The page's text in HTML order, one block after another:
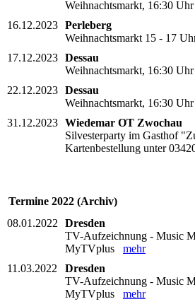
Weihnachtsmarkt, 16:30
16.12.2023 Perleberg
Weihnachtsmarkt 15 - 17
17.12.2023 Dessau
Weihnachtsmarkt, 16:30
22.12.2023 Dessau
Weihnachtsmarkt, 16:30
31.12.2023 Wiedemar OT Zwochau
Silvesterparty im Gasthof
Kartenbestellung unter
Termine 2022 (Archiv)
08.01.2022
Dresden
TV-Aufzeichnung - Music
MyTVplus mehr
11.03.2022
Dresden
TV-Aufzeichnung - Music
MyTVplus mehr